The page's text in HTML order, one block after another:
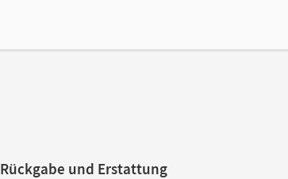
Rückgabe und Erstattung